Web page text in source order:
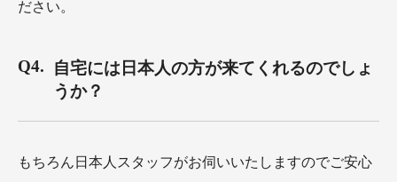
ださい。
自宅には日本人の方が来てくれるのでしょ
うか？
もちろん日本人スタッフがお伺いいたしますのでご安心